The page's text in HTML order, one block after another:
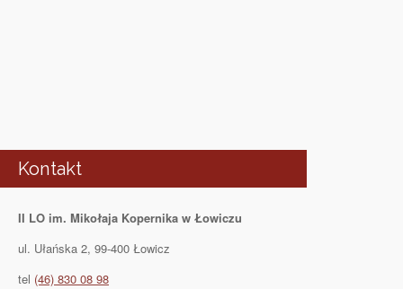
Kontakt
II LO im. Mikołaja Kopernika w Łowiczu
ul. Ułańska 2, 99-400 Łowicz
tel (46) 830 08 98